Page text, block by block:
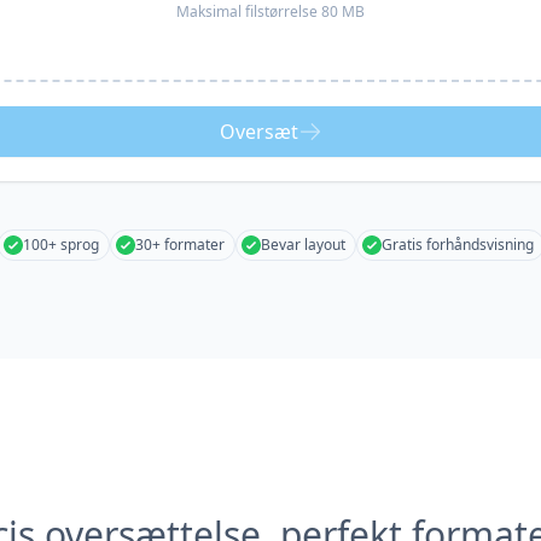
Maksimal filstørrelse 80 MB
Oversæt
100+ sprog 30+ formater Bevar layout Gratis forhåndsvisning